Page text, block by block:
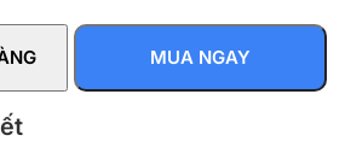
MUA NGAY